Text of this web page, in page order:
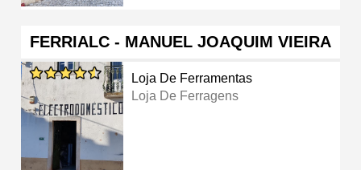
FERRIALC - MANUEL JOAQUIM VIEIRA
Loja De Ferramentas
Loja De Ferragens